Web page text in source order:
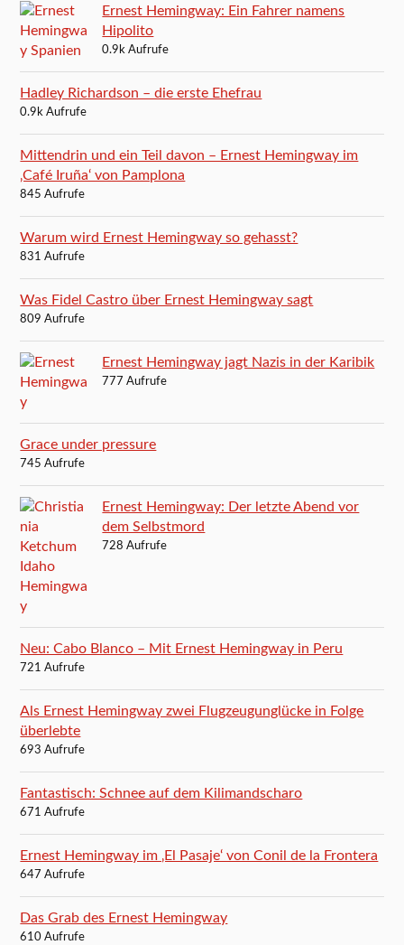
Ernest Hemingway: Ein Fahrer namens
Hipolito
0.9k Aufrufe
Hadley Richardson – die erste Ehefrau
0.9k Aufrufe
Mittendrin und ein Teil davon – Ernest Hemingway im
‚Café Iruña‘ von Pamplona
845 Aufrufe
Warum wird Ernest Hemingway so gehasst?
831 Aufrufe
Was Fidel Castro über Ernest Hemingway sagt
809 Aufrufe
Ernest Hemingway jagt Nazis in der Karibik
777 Aufrufe
Grace under pressure
745 Aufrufe
Ernest Hemingway: Der letzte Abend vor
dem Selbstmord
728 Aufrufe
Neu: Cabo Blanco – Mit Ernest Hemingway in Peru
721 Aufrufe
Als Ernest Hemingway zwei Flugzeugunglücke in Folge
überlebte
693 Aufrufe
Fantastisch: Schnee auf dem Kilimandscharo
671 Aufrufe
Ernest Hemingway im ‚El Pasaje‘ von Conil de la Frontera
647 Aufrufe
Das Grab des Ernest Hemingway
610 Aufrufe